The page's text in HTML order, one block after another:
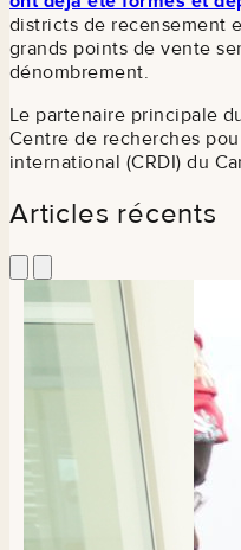
districts de recensement
grands points de vente
dénombrement.
Le partenaire principale
Centre de recherches
international (CRDI) du
Articles récents